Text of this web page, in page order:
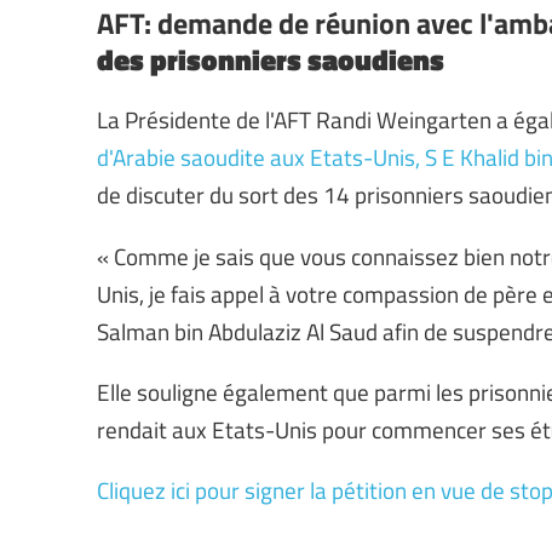
AFT: demande de réunion avec
des prisonniers saoudiens
La Présidente de l'AFT Randi Weingarten a
d'Arabie saoudite aux Etats-Unis, S E Khalid
de discuter du sort des 14 prisonniers
« Comme je sais que vous connaissez bien
Unis, je fais appel à votre compassion de
Salman bin Abdulaziz Al Saud afin de
Elle souligne également que parmi les
rendait aux Etats-Unis pour commencer ses
Cliquez ici pour signer la pétition en vue de